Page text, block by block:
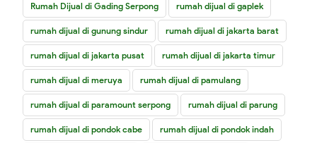
Rumah Dijual di Gading Serpong rumah dijual di gaplek
rumah dijual di gunung sindur rumah dijual di jakarta barat
rumah dijual di jakarta pusat rumah dijual di jakarta timur
rumah dijual di meruya rumah dijual di pamulang
rumah dijual di paramount serpong rumah dijual di parung
rumah dijual di pondok cabe rumah dijual di pondok indah